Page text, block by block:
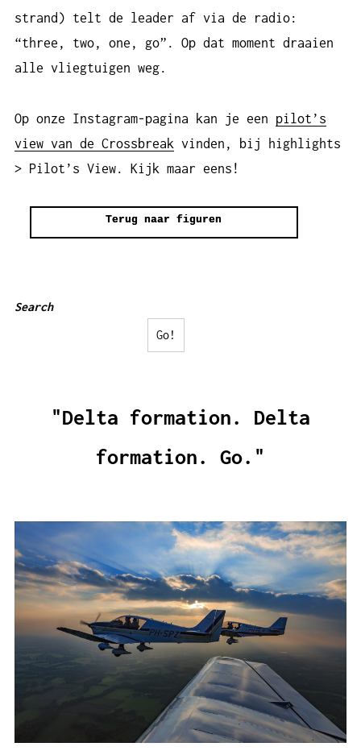
strand) telt de leader af via de radio:
“three, two, one, go”. Op dat moment draaien
alle vliegtuigen weg.
Op onze Instagram-pagina kan je een pilot’s
view van de Crossbreak vinden, bij highlights
> Pilot’s View. Kijk maar eens!
Terug naar figuren
Search
Go!
"Delta formation. Delta
formation. Go."